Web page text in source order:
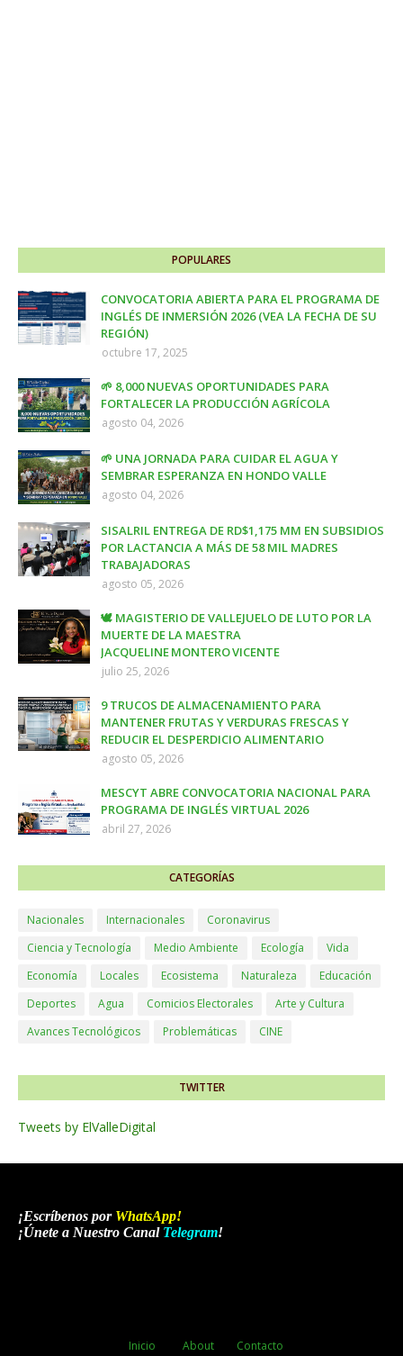
POPULARES
CONVOCATORIA ABIERTA PARA EL PROGRAMA DE
INGLÉS DE INMERSIÓN 2026 (VEA LA FECHA DE SU
REGIÓN)
octubre 17, 2025
🌱 8,000 NUEVAS OPORTUNIDADES PARA
FORTALECER LA PRODUCCIÓN AGRÍCOLA
agosto 04, 2026
🌱 UNA JORNADA PARA CUIDAR EL AGUA Y
SEMBRAR ESPERANZA EN HONDO VALLE
agosto 04, 2026
SISALRIL ENTREGA DE RD$1,175 MM EN SUBSIDIOS
POR LACTANCIA A MÁS DE 58 MIL MADRES
TRABAJADORAS
agosto 05, 2026
🕊️ MAGISTERIO DE VALLEJUELO DE LUTO POR LA
MUERTE DE LA MAESTRA
JACQUELINE MONTERO VICENTE
julio 25, 2026
9 TRUCOS DE ALMACENAMIENTO PARA
MANTENER FRUTAS Y VERDURAS FRESCAS Y
REDUCIR EL DESPERDICIO ALIMENTARIO
agosto 05, 2026
MESCYT ABRE CONVOCATORIA NACIONAL PARA
PROGRAMA DE INGLÉS VIRTUAL 2026
abril 27, 2026
CATEGORÍAS
Nacionales Internacionales
Coronavirus
Ciencia y Tecnología
Medio Ambiente Ecología
Vida
Economía
Locales Ecosistema Naturaleza
Educación
Deportes
Agua Comicios Electorales
Arte y Cultura
Avances Tecnológicos
Problemáticas CINE
TWITTER
Tweets by ElValleDigital
¡Escríbenos por WhatsApp!
¡Únete a Nuestro Canal Telegram!
Inicio About Contacto